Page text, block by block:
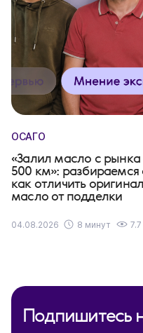
ОСАГО
«Залил масло с
500 км»: разбираемся
как отличить
масло от подделки
04.08.2026 8 минут 7.7
Подпишитесь